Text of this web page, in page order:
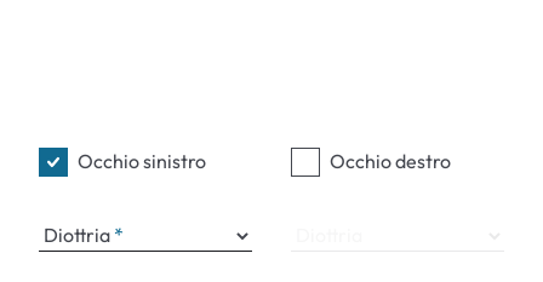
Occhio sinistro
Diottria
Occhio destro